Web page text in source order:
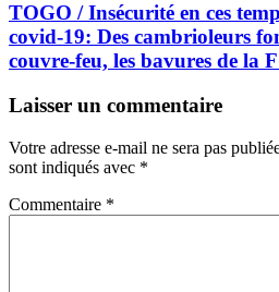
TOGO / Insécurité en ces
covid-19: Des cambrioleurs
couvre-feu, les bavures de la
Laisser un commentaire
Votre adresse e-mail ne sera pas
sont indiqués avec *
Commentaire *